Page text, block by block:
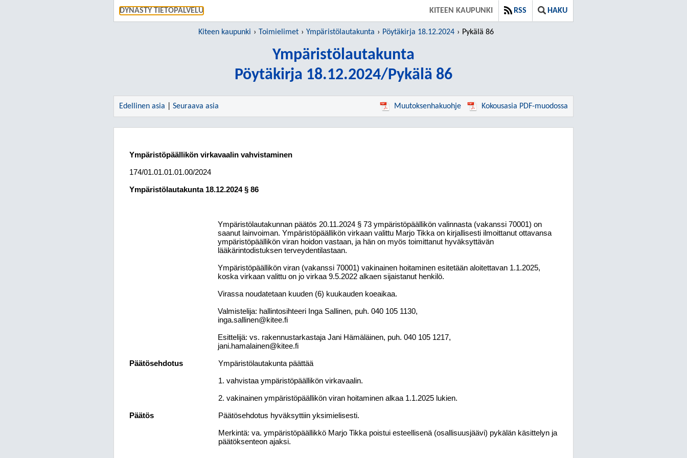
DYNASTY TIETOPALVELU KITEEN KAUPUNKI RSS HAKU
Kiteen kaupunki Toimielimet Ympäristölautakunta Pöytäkirja 18.12.2024 Pykälä 86
Ympäristölautakunta
Pöytäkirja 18.12.2024/Pykälä 86
Edellinen asia Seuraava asia Muutoksenhakuohje Kokousasia PDF-muodossa
Ympäristöpäällikön virkavaalin vahvistaminen
174/01.01.01.01.00/2024
Ympäristölautakunta 18.12.2024 § 86
Ympäristölautakunnan päätös 20.11.2024 § 73 ympäristöpäällikön valinnasta (vakanssi 70001) on
saanut lainvoiman. Ympäristöpäällikön virkaan valittu Marjo Tikka on kirjallisesti ilmoittanut ottavansa
ympäristöpäällikön viran hoidon vastaan, ja hän on myös toimittanut hyväksyttävän
lääkärintodistuksen terveydentilastaan.
Ympäristöpäällikön viran (vakanssi 70001) vakinainen hoitaminen esitetään aloitettavan 1.1.2025,
koska virkaan valittu on jo virkaa 9.5.2022 alkaen sijaistanut henkilö.
Virassa noudatetaan kuuden (6) kuukauden koeaikaa.
Valmistelija: hallintosihteeri Inga Sallinen, puh. 040 105 1130,
inga.sallinen@kitee.fi
Esittelijä: vs. rakennustarkastaja Jani Hämäläinen, puh. 040 105 1217,
jani.hamalainen@kitee.fi
Päätösehdotus Ympäristölautakunta päättää
1. vahvistaa ympäristöpäällikön virkavaalin.
2. vakinainen ympäristöpäällikön viran hoitaminen alkaa 1.1.2025 lukien.
Päätös Päätösehdotus hyväksyttiin yksimielisesti.
Merkintä: va. ympäristöpäällikkö Marjo Tikka poistui esteellisenä (osallisuusjäävi) pykälän käsittelyn ja
päätöksenteon ajaksi.